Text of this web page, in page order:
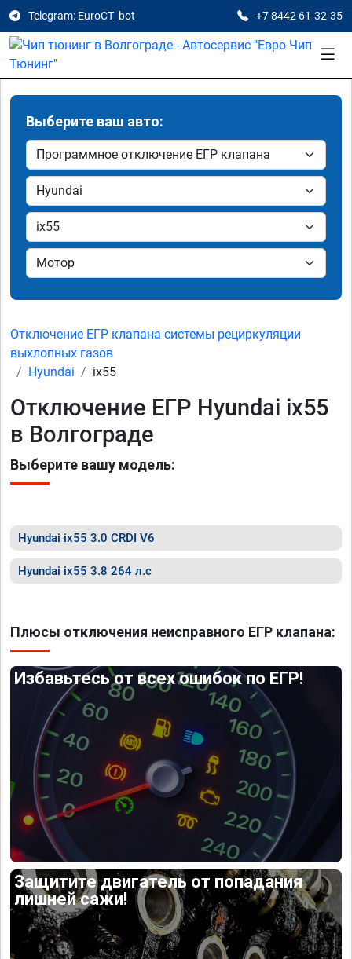
Telegram: EuroCT_bot +7 8442 61-32-35
Выберите ваш авто:
Отключение ЕГР клапана системы рециркуляции
выхлопных газов
Hyundai
ix55
Отключение ЕГР Hyundai ix55
в Волгограде
Выберите вашу модель:
Hyundai ix55 3.0 CRDI V6
Hyundai ix55 3.8 264 л.с
Плюсы отключения неисправного ЕГР клапана:
Избавьтесь от всех ошибок по ЕГР!
Защитите двигатель от попадания
лишней сажи!